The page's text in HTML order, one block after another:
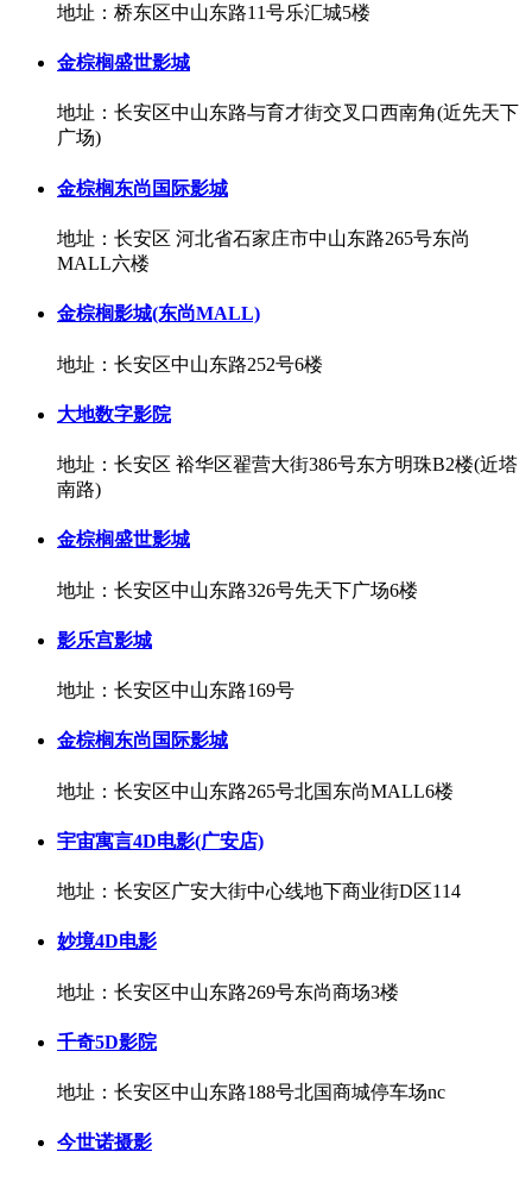
地址：桥东区中山东路11号乐汇城5楼
金棕榈盛世影城
地址：长安区中山东路与育才街交叉口西南角(近先天下
广场)
金棕榈东尚国际影城
地址：长安区 河北省石家庄市中山东路265号东尚
MALL六楼
金棕榈影城(东尚MALL)
地址：长安区中山东路252号6楼
大地数字影院
地址：长安区 裕华区翟营大街386号东方明珠B2楼(近塔
南路)
金棕榈盛世影城
地址：长安区中山东路326号先天下广场6楼
影乐宫影城
地址：长安区中山东路169号
金棕榈东尚国际影城
地址：长安区中山东路265号北国东尚MALL6楼
宇宙寓言4D电影(广安店)
地址：长安区广安大街中心线地下商业街D区114
妙境4D电影
地址：长安区中山东路269号东尚商场3楼
千奇5D影院
地址：长安区中山东路188号北国商城停车场nc
今世诺摄影